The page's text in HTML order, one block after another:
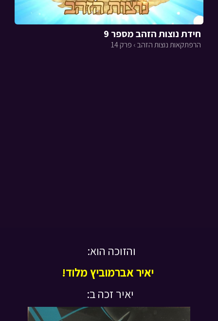
חידת נוצות הזהב מספר 9
הרפתקאות נוצות הזהב › פרק 14
והזוכה הוא:
יאיר אברמוביץ מלוד!
יאיר זכה ב: